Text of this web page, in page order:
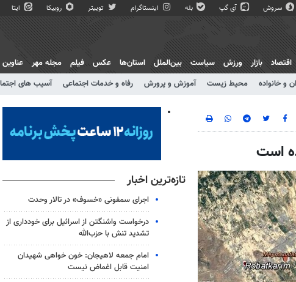
سروش آی گپ بله اینستاگرام توییتر روبیکا ایتا
و خانواده محیط زیست آموزش و پرورش رفاه و خدمات اجتماعی آسیب های
اقتصاد بازار ورزش سیاست بین‌الملل استان‌ها عکس فیلم مجله مهر عناوین
است
تازه‌ترین اخبار
اجرای سمفونی «خسوف» در تالار وحدت
درخواست واشنگتن از اسرائیل برای خودداری از
تشدید تنش با حزب‌‎الله
امام جمعه لاهیجان: خون‌ خواهی شهیدان
امنیت قابل اغماض نیست